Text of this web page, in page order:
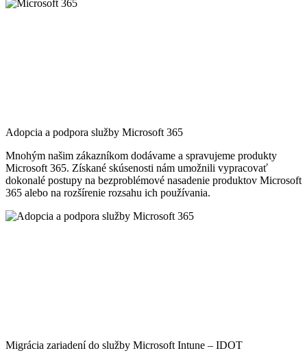
Adopcia a podpora služby Microsoft 365
Mnohým našim zákazníkom dodávame a spravujeme produkty
Microsoft 365. Získané skúsenosti nám umožnili vypracovať
dokonalé postupy na bezproblémové nasadenie produktov Microsoft
365 alebo na rozšírenie rozsahu ich používania.
Migrácia zariadení do služby Microsoft Intune – IDOT